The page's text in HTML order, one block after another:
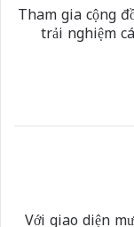
Tham gia cộng
trải nghiệm
Với giao diện